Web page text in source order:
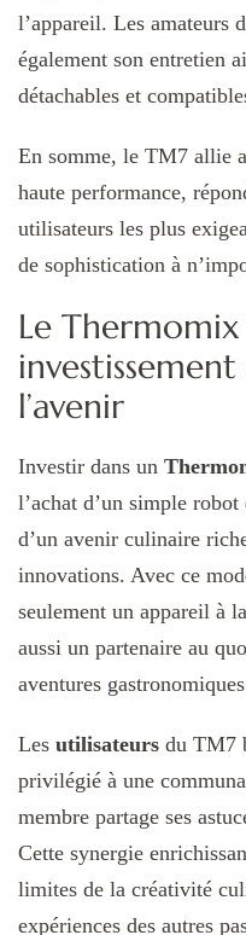
l’appareil. Les amateurs
également son entretien
détachables et
En somme, le TM7 allie
haute performance,
utilisateurs les plus
de sophistication à
Le
l’avenir
Investir dans un
l’achat d’un simple
d’un avenir culinaire
innovations. Avec ce
seulement un appareil à
aussi un partenaire au
aventures
Les utilisateurs du TM7
privilégié à une
membre partage ses
Cette synergie
limites de la créativité
expériences des autres